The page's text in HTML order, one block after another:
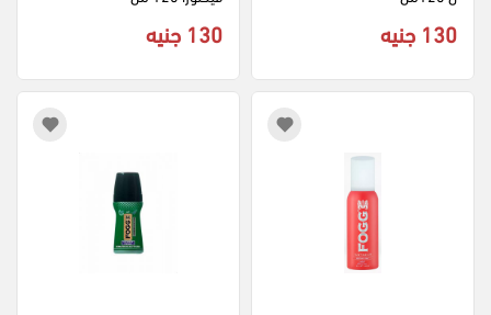
130 جنيه 130 جنيه